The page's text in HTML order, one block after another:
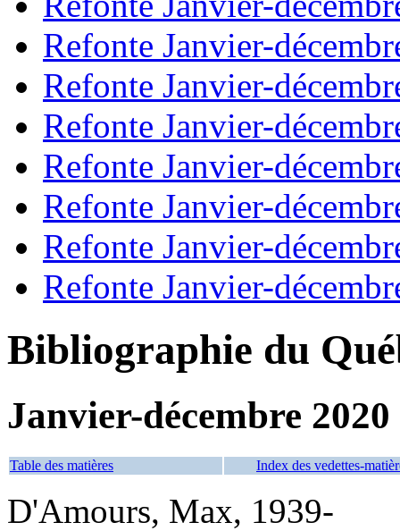
Refonte Janvier-
Refonte Janvier-
Refonte Janvier-
Refonte Janvier-
Refonte Janvier-
Refonte Janvier-
Refonte Janvier-
Bibliographie du
Janvier-décembre 2020
Table des matières Index des vedettes-
D'Amours, Max, 1939-